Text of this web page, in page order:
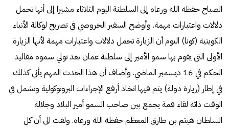
الصباح حفظه الله ورعاه إلى السلطنة اليوم الثلاثاء مشيرا إلى أنها تحمل
دلالات واعتبارات مهمة. وأوضح السفير الخروصي في تصريح لوكالة الأنباء
الكويتية (كونا) اليوم أن الزيارة تحمل دلالات واعتبارات مهمة لأنها الزيارة
الأولى التي يقوم بها سمو الأمير إلى سلطنة عمان بعد تولي سموه مقاليد
الحكم في 16 ديسمبر الماضي. وأضاف أن هذا الحدث المهم يأتي كذلك
في إطار (زيارة دولة) يتم فيها اتخاذ أرفع الإجراءات البروتوكولية وتشمل في
الوقت ذاته لقاء قمة يجمع بين صاحب السمو أمير البلاد وجلالة
السلطان هيثم بن طارق المعظم حفظه الله ورعاه. ولفت الى أن كل